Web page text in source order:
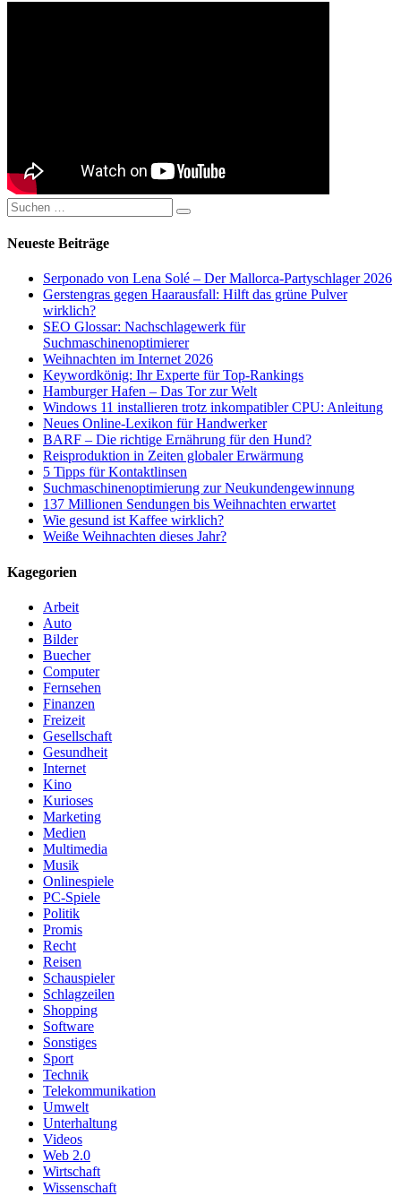
Suchen
nach:
Suchen
Neueste Beiträge
Serponado von Lena Solé – Der Mallorca-Partyschlager 2026
Gerstengras gegen Haarausfall: Hilft das grüne Pulver
wirklich?
SEO Glossar: Nachschlagewerk für
Suchmaschinenoptimierer
Weihnachten im Internet 2026
Keywordkönig: Ihr Experte für Top-Rankings
Hamburger Hafen – Das Tor zur Welt
Windows 11 installieren trotz inkompatibler CPU: Anleitung
Neues Online-Lexikon für Handwerker
BARF – Die richtige Ernährung für den Hund?
Reisproduktion in Zeiten globaler Erwärmung
5 Tipps für Kontaktlinsen
Suchmaschinenoptimierung zur Neukundengewinnung
137 Millionen Sendungen bis Weihnachten erwartet
Wie gesund ist Kaffee wirklich?
Weiße Weihnachten dieses Jahr?
Kagegorien
Arbeit
Auto
Bilder
Buecher
Computer
Fernsehen
Finanzen
Freizeit
Gesellschaft
Gesundheit
Internet
Kino
Kurioses
Marketing
Medien
Multimedia
Musik
Onlinespiele
PC-Spiele
Politik
Promis
Recht
Reisen
Schauspieler
Schlagzeilen
Shopping
Software
Sonstiges
Sport
Technik
Telekommunikation
Umwelt
Unterhaltung
Videos
Web 2.0
Wirtschaft
Wissenschaft